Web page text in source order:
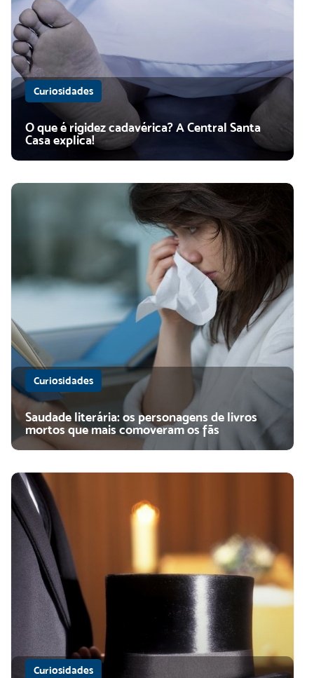
Curiosidades
O que é rigidez cadavérica? A Central Santa
Casa explica!
Curiosidades
Saudade literária: os personagens de livros
mortos que mais comoveram os fãs
Curiosidades